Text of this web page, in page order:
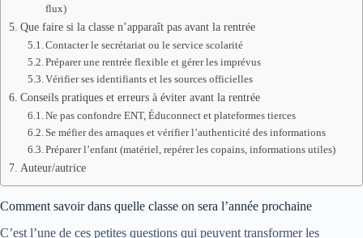
flux)
Que faire si la classe n’apparaît pas avant la rentrée
Contacter le secrétariat ou le service scolarité
Préparer une rentrée flexible et gérer les imprévus
Vérifier ses identifiants et les sources officielles
Conseils pratiques et erreurs à éviter avant la rentrée
Ne pas confondre ENT, Éduconnect et plateformes tierces
Se méfier des arnaques et vérifier l’authenticité des informations
Préparer l’enfant (matériel, repérer les copains, informations utiles)
Auteur/autrice
Comment savoir dans quelle classe on sera l’année prochaine
C’est l’une de ces petites questions qui peuvent transformer les